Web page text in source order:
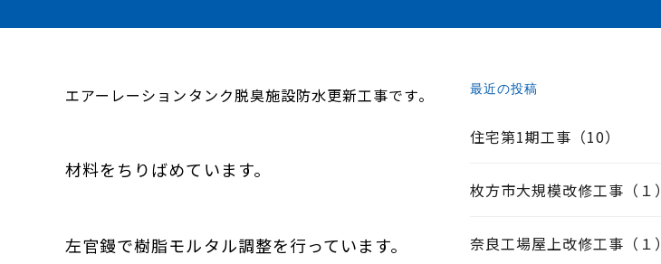
エアーレーションタンク脱臭施設防水更新工事です。
材料をちりばめています。
左官鏝で樹脂モルタル調整を行っています。
最近の投稿
住宅第1期工事（10）
枚方市大規模改修工事（１）
奈良工場屋上改修工事（１）